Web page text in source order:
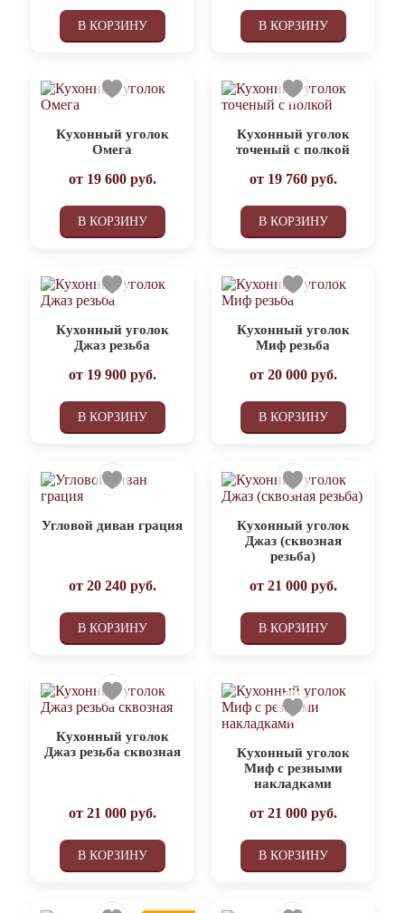
В КОРЗИНУ В КОРЗИНУ
Кухонный уголок
Омега
от 19 600руб.
В КОРЗИНУ
Кухонный уголок
точеный с полкой
от 19 760руб.
В КОРЗИНУ
Кухонный уголок
Джаз резьба
от 19 900руб.
В КОРЗИНУ
Кухонный уголок
Миф резьба
от 20 000руб.
В КОРЗИНУ
Угловой диван грация
от 20 240руб.
В КОРЗИНУ
Кухонный уголок
Джаз (сквозная
резьба)
от 21 000руб.
В КОРЗИНУ
Кухонный уголок
Джаз резьба сквозная
от 21 000руб.
В КОРЗИНУ
Кухонный уголок
Миф с резными
накладками
от 21 000руб.
В КОРЗИНУ